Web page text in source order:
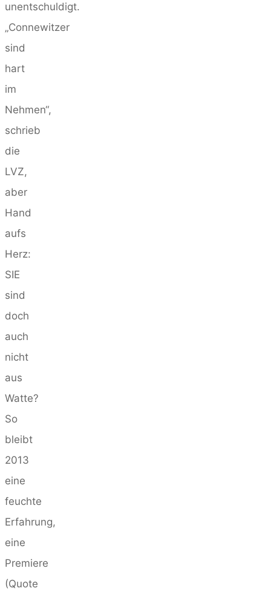
unentschuldigt.
„Connewitzer
sind
hart
im
Nehmen“,
schrieb
die
LVZ,
aber
Hand
aufs
Herz:
SIE
sind
doch
auch
nicht
aus
Watte?
So
bleibt
2013
eine
feuchte
Erfahrung,
eine
Premiere
(Quote